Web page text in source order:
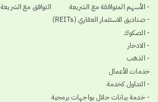
- الأسهم المتوافقة مع الشريعة
- صناديق الاستثمار العقاري (REITs)
- الصكوك
- الادخار
- الذهب
خدمات الأعمال
- التداول كخدمة
- خدمة بيانات حلال بواجهات برمجية
التوافق مع الشريعة